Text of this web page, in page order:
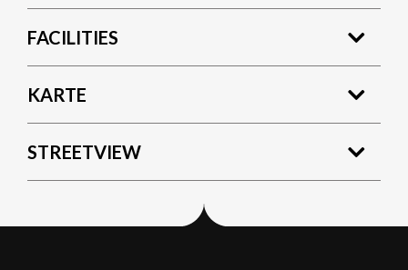
FACILITIES
KARTE
STREETVIEW